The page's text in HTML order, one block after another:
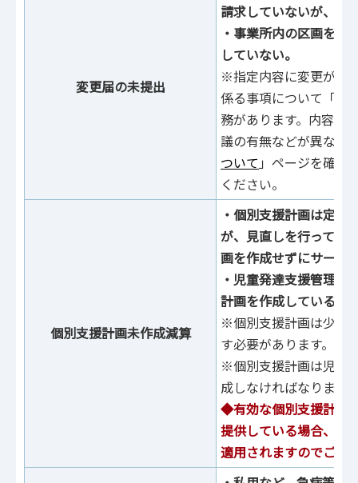
変更届の未提出
請求していないが、変
・事業所内の区画を変
していない。
※指定内容に変更があ
係る事項について「変
務があります。内容に
議の有無などが異なり
ついて 」ページを確認
ください。
個別⽀援計画未作成減算
‧個別⽀援計画は定期
が、⾒直しを⾏ってお
画を作成せずにサービ
‧児童発達支援管理責
計画を作成している。
※個別⽀援計画は少な
す必要があります。
※個別⽀援計画は児童
成しなければなりませ
◆有効な個別⽀援計画
提供している場合、個
適⽤されますのでご注